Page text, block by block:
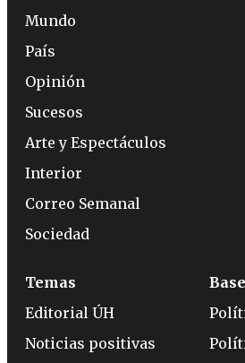
Mundo
País
Opinión
Sucesos
Arte y Espectáculos
Interior
Correo Semanal
Sociedad
Temas
Editorial ÚH
Noticias positivas